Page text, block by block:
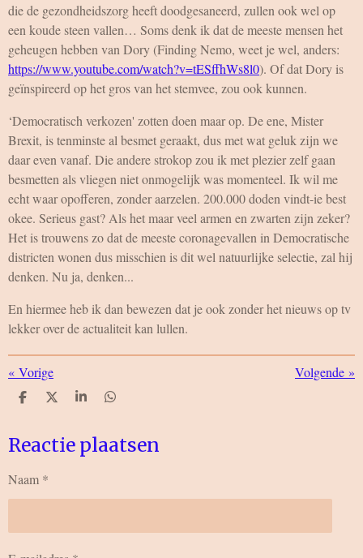
die de gezondheidszorg heeft doodgesaneerd, zullen ook wel op
een koude steen vallen… Soms denk ik dat de meeste mensen het
geheugen hebben van Dory (Finding Nemo, weet je wel, anders:
https://www.youtube.com/watch?v=tESffhWs8l0). Of dat Dory is
geïnspireerd op het gros van het stemvee, zou ook kunnen.
‘Democratisch verkozen' zotten doen maar op. De ene, Mister
Brexit, is tenminste al besmet geraakt, dus met wat geluk zijn we
daar even vanaf. Die andere strokop zou ik met plezier zelf gaan
besmetten als vliegen niet onmogelijk was momenteel. Ik wil me
echt waar opofferen, zonder aarzelen. 200.000 doden vindt-ie best
okee. Serieus gast? Als het maar veel armen en zwarten zijn zeker?
Het is trouwens zo dat de meeste coronagevallen in Democratische
districten wonen dus misschien is dit wel natuurlijke selectie, zal hij
denken. Nu ja, denken...
En hiermee heb ik dan bewezen dat je ook zonder het nieuws op tv
lekker over de actualiteit kan lullen.
« Vorige Volgende »
D
e
n
D
l
S
r
e
D
e
n
Reactie plaatsen
Naam *